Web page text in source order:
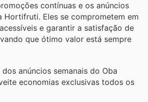
contínuas e os anúncios
Hortifruti. Eles se comprometem em
e garantir a satisfação de
que ótimo valor está sempre
anúncios semanais do Oba
economias exclusivas todos os